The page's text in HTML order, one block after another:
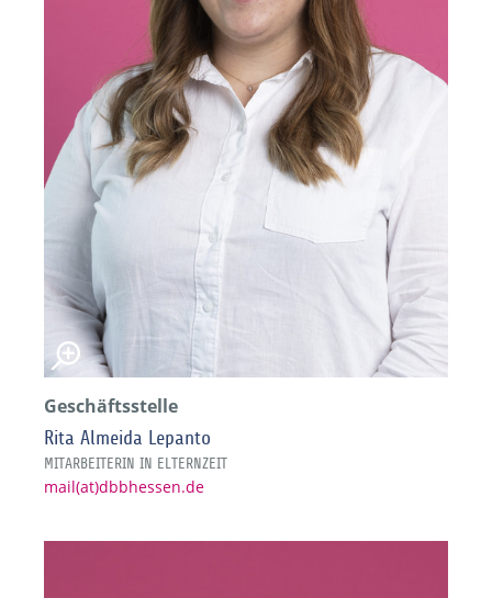
Geschäftsstelle
Rita Almeida Lepanto
MITARBEITERIN IN ELTERNZEIT
mail(at)dbbhessen.de